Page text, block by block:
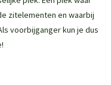
zitelementen en waarbij
voorbijganger kun je dus